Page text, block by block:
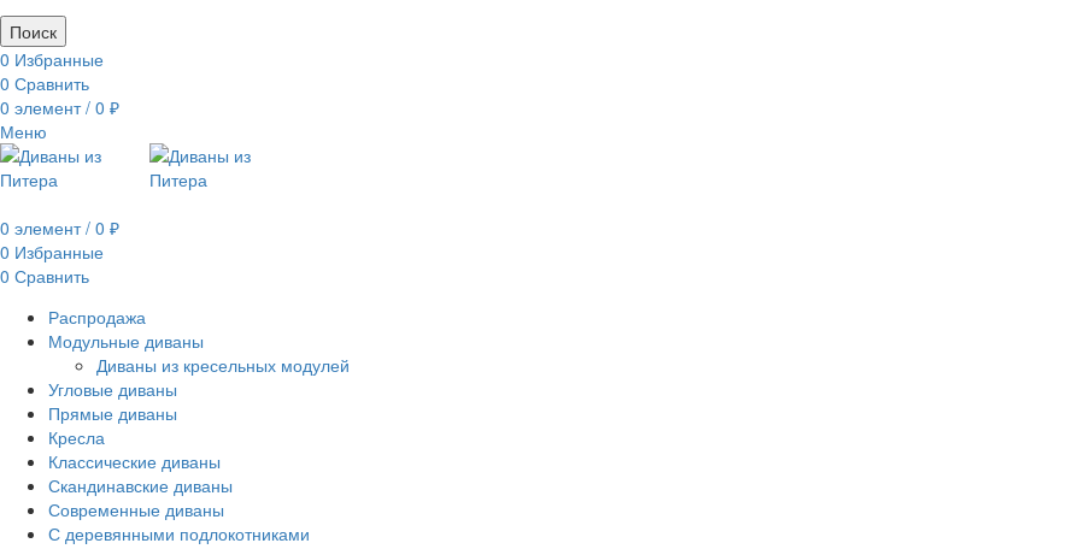
Поиск
0 Избранные
0 Сравнить
0 элемент / 0 ₽
Меню
0 элемент / 0 ₽
0 Избранные
0 Сравнить
Распродажа
Модульные диваны
Диваны из кресельных модулей
Угловые диваны
Прямые диваны
Кресла
Классические диваны
Скандинавские диваны
Современные диваны
С деревянными подлокотниками